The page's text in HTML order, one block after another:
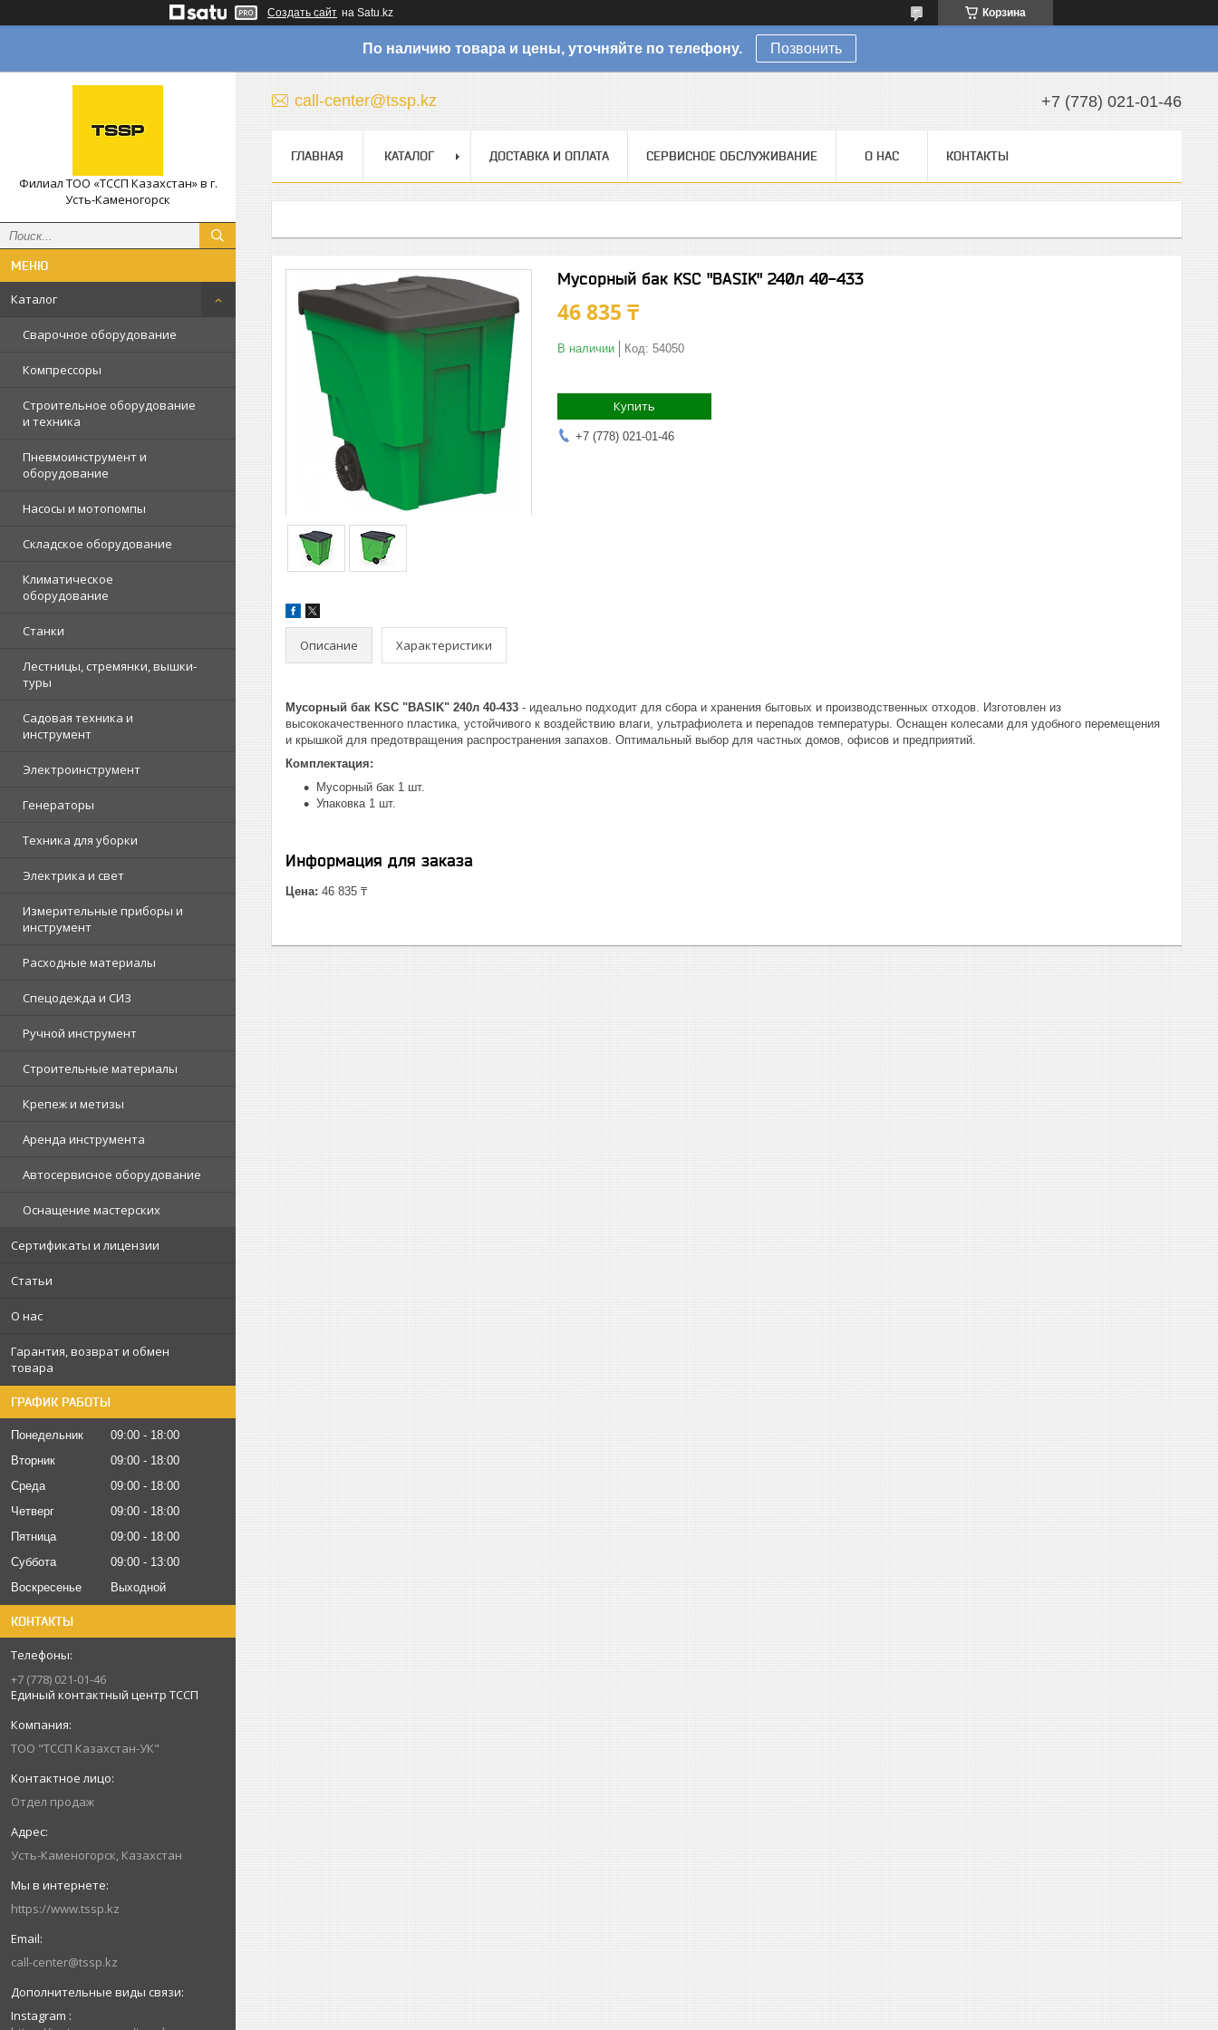
Создать сайт на Satu.kz Корзина
По наличию товара и цены, уточняйте по телефону. Позвонить
Филиал ТОО «ТССП Казахстан» в г.
Усть-Каменогорск
Каталог
Сварочное оборудование
Компрессоры
Строительное оборудование
и техника
Пневмоинструмент и
оборудование
Насосы и мотопомпы
Складское оборудование
Климатическое
оборудование
Станки
Лестницы, стремянки, вышки-
туры
Садовая техника и
инструмент
Электроинструмент
Генераторы
Техника для уборки
Электрика и свет
Измерительные приборы и
инструмент
Расходные материалы
Спецодежда и СИЗ
Ручной инструмент
Строительные материалы
Крепеж и метизы
Аренда инструмента
Автосервисное оборудование
Оснащение мастерских
Сертификаты и лицензии
Статьи
О нас
Гарантия, возврат и обмен
товара
ГРАФИК РАБОТЫ
Понедельник 09:00
18:00
Вторник
09:00
18:00
Среда
09:00
18:00
Четверг
09:00
18:00
Пятница
09:00
18:00
Суббота
09:00
13:00
Воскресенье
Выходной
КОНТАКТЫ
+7 (778) 021-01-46
Единый контактный центр ТССП
ТОО "ТССП Казахстан-УК"
Отдел продаж
Усть-Каменогорск, Казахстан
https://www.tssp.kz
call-center@tssp.kz
Instagram
call-center@tssp.kz +7 (778) 021-01-46
ГЛАВНАЯ КАТАЛОГ ДОСТАВКА И ОПЛАТА СЕРВИСНОЕ ОБСЛУЖИВАНИЕ О НАС КОНТАКТЫ
Мусорный бак KSC "BASIK" 240л 40-433
46 835 ₸
В наличии Код: 54050
Купить
+7 (778) 021-01-46
Описание Характеристики
Мусорный бак KSC "BASIK" 240л 40-433 - идеально подходит для сбора и хранения бытовых и производственных отходов. Изготовлен из
высококачественного пластика, устойчивого к воздействию влаги, ультрафиолета и перепадов температуры. Оснащен колесами для удобного перемещения
и крышкой для предотвращения распространения запахов. Оптимальный выбор для частных домов, офисов и предприятий.
Комплектация:
Мусорный бак 1 шт.
Упаковка 1 шт.
Информация для заказа
Цена: 46 835 ₸